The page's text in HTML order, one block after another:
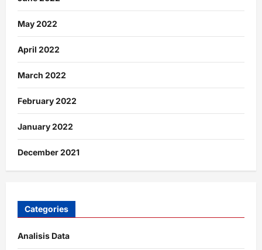
May 2022
April 2022
March 2022
February 2022
January 2022
December 2021
Categories
Analisis Data